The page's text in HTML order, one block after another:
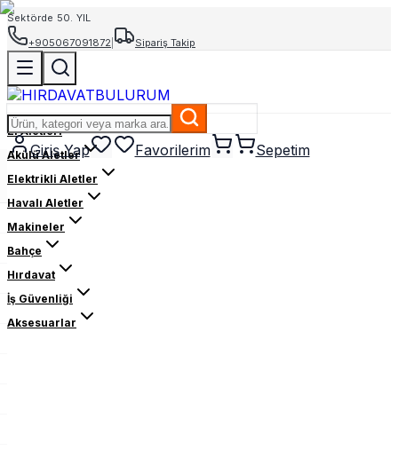
Sektörde 50. YIL
+905067091872
Sipariş Takip
Giriş Yap Favorilerim Sepetim
El Aletleri
Akülü Aletler
Elektrikli Aletler
Havalı Aletler
Makineler
Bahçe
Hırdavat
İş Güvenliği
Aksesuarlar